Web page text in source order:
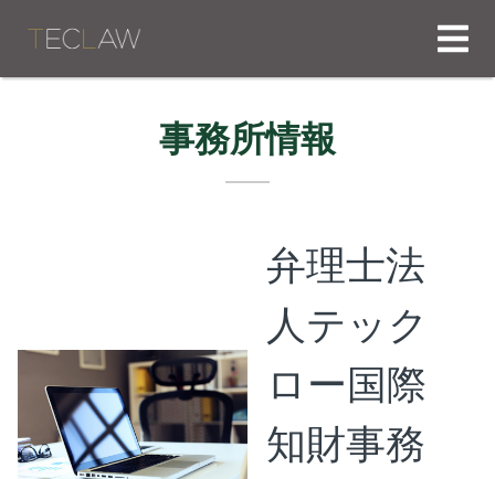
事務所情報
弁理士法
人テック
ロー国際
知財事務